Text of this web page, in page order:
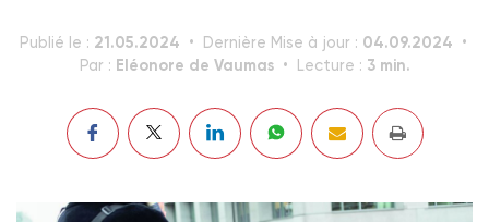
Publié le : 21.05.2024 Dernière Mise à jour : 04.09.2024
Par : Eléonore de Vaumas Lecture : 3 min.